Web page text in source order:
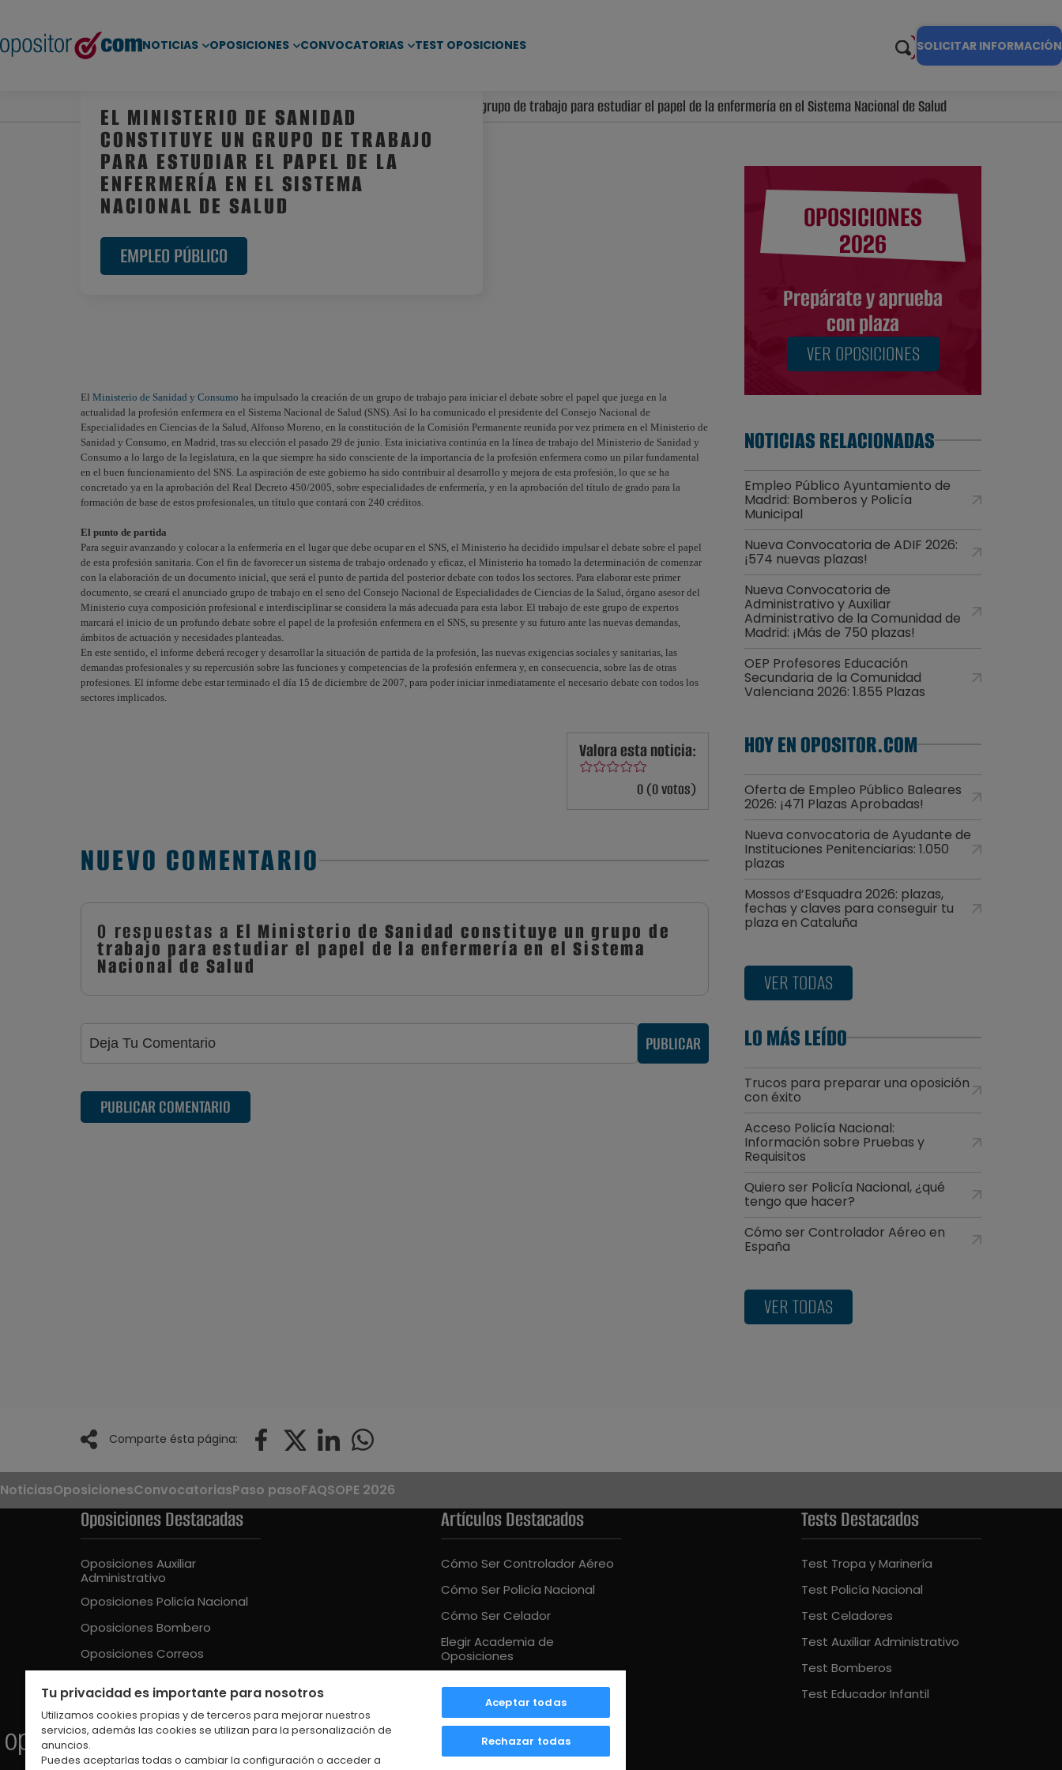
NOTICIAS OPOSICIONES CONVOCATORIAS TEST OPOSICIONES SOLICITAR INFORMACIÓN
Inicio/ Noticias/Empleo Público/ El Ministerio de Sanidad constituye un grupo de trabajo para estudiar el papel de la enfermería en el Sistema Nacional de Salud
EL MINISTERIO DE SANIDAD
CONSTITUYE UN GRUPO DE TRABAJO
PARA ESTUDIAR EL PAPEL DE LA
ENFERMERÍA EN EL SISTEMA
NACIONAL DE SALUD
EMPLEO PÚBLICO
El Ministerio de Sanidad y Consumo ha impulsado la creación de un grupo de trabajo para iniciar el debate sobre el papel que juega en la
actualidad la profesión enfermera en el Sistema Nacional de Salud (SNS). Así lo ha comunicado el presidente del Consejo Nacional de
Especialidades en Ciencias de la Salud, Alfonso Moreno, en la constitución de la Comisión Permanente reunida por vez primera en el Ministerio de
Sanidad y Consumo, en Madrid, tras su elección el pasado 29 de junio. Esta iniciativa continúa en la línea de trabajo del Ministerio de Sanidad y
Consumo a lo largo de la legislatura, en la que siempre ha sido consciente de la importancia de la profesión enfermera como un pilar fundamental
en el buen funcionamiento del SNS. La aspiración de este gobierno ha sido contribuir al desarrollo y mejora de esta profesión, lo que se ha
concretado ya en la aprobación del Real Decreto 450/2005, sobre especialidades de enfermería, y en la aprobación del título de grado para la
formación de base de estos profesionales, un título que contará con 240 créditos.
El punto de partida
Para seguir avanzando y colocar a la enfermería en el lugar que debe ocupar en el SNS, el Ministerio ha decidido impulsar el debate sobre el papel
de esta profesión sanitaria. Con el fin de favorecer un sistema de trabajo ordenado y eficaz, el Ministerio ha tomado la determinación de comenzar
con la elaboración de un documento inicial, que será el punto de partida del posterior debate con todos los sectores. Para elaborar este primer
documento, se creará el anunciado grupo de trabajo en el seno del Consejo Nacional de Especialidades de Ciencias de la Salud, órgano asesor del
Ministerio cuya composición profesional e interdisciplinar se considera la más adecuada para esta labor. El trabajo de este grupo de expertos
marcará el inicio de un profundo debate sobre el papel de la profesión enfermera en el SNS, su presente y su futuro ante las nuevas demandas,
ámbitos de actuación y necesidades planteadas.
En este sentido, el informe deberá recoger y desarrollar la situación de partida de la profesión, las nuevas exigencias sociales y sanitarias, las
demandas profesionales y su repercusión sobre las funciones y competencias de la profesión enfermera y, en consecuencia, sobre las de otras
profesiones. El informe debe estar terminado el día 15 de diciembre de 2007, para poder iniciar inmediatamente el necesario debate con todos los
sectores implicados.
Valora esta noticia:
0 (0 votos)
NUEVO COMENTARIO
0 respuestas a El Ministerio de Sanidad constituye un grupo de
trabajo para estudiar el papel de la enfermería en el Sistema
Nacional de Salud
PUBLICAR
PUBLICAR COMENTARIO
OPOSICIONES
2026
Prepárate y aprueba
con plaza
VER OPOSICIONES
NOTICIAS RELACIONADAS
Empleo Público Ayuntamiento de
Madrid: Bomberos y Policía
Municipal
Nueva Convocatoria de ADIF 2026:
¡574 nuevas plazas!
Nueva Convocatoria de
Administrativo y Auxiliar
Administrativo de la Comunidad de
Madrid: ¡Más de 750 plazas!
OEP Profesores Educación
Secundaria de la Comunidad
Valenciana 2026: 1.855 Plazas
HOY EN OPOSITOR.COM
Oferta de Empleo Público Baleares
2026: ¡471 Plazas Aprobadas!
Nueva convocatoria de Ayudante de
Instituciones Penitenciarias: 1.050
plazas
Mossos d’Esquadra 2026: plazas,
fechas y claves para conseguir tu
plaza en Cataluña
VER TODAS
LO MÁS LEÍDO
Trucos para preparar una oposición
con éxito
Acceso Policía Nacional:
Información sobre Pruebas y
Requisitos
Quiero ser Policía Nacional, ¿qué
tengo que hacer?
Cómo ser Controlador Aéreo en
España
VER TODAS
Comparte ésta página:
NoticiasOposicionesConvocatoriasPaso pasoFAQSOPE 2026
Oposiciones Destacadas
Oposiciones Auxiliar
Administrativo
Oposiciones Policía Nacional
Oposiciones Bombero
Oposiciones Correos
Oposiciones Educación Intantil
Artículos Destacados
Cómo Ser Controlador Aéreo
Cómo Ser Policía Nacional
Cómo Ser Celador
Elegir Academia de
Oposiciones
Mejor Academia Oposiciones
UE
Tests Destacados
Test Tropa y Marinería
Test Policía Nacional
Test Celadores
Test Auxiliar Administrativo
Test Bomberos
Test Educador Infantil
Tu privacidad es importante para nosotros
Utilizamos cookies propias y de terceros para mejorar nuestros
servicios, además las cookies se utilizan para la personalización de
anuncios.
Puedes aceptarlas todas o cambiar la configuración o acceder a
Aceptar todas
Rechazar todas